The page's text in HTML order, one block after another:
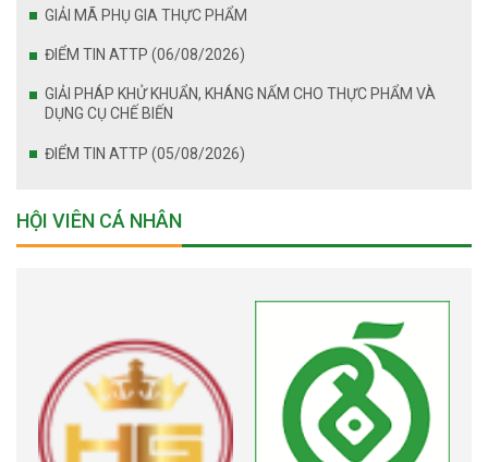
GIẢI MÃ PHỤ GIA THỰC PHẨM
ĐIỂM TIN ATTP (06/08/2026)
GIẢI PHÁP KHỬ KHUẨN, KHÁNG NẤM CHO THỰC PHẨM VÀ
DỤNG CỤ CHẾ BIẾN
ĐIỂM TIN ATTP (05/08/2026)
HỘI VIÊN CÁ NHÂN